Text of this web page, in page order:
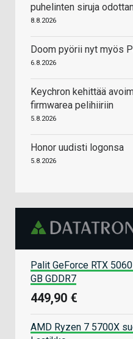
puhelinten siruja
8.8.2026
Doom pyörii nyt myös
6.8.2026
Keychron kehittää
firmwarea pelihiiriin
5.8.2026
Honor uudisti logonsa
5.8.2026
Palit GeForce RTX
GB GDDR7
449,90 €
AMD Ryzen 7 5700X